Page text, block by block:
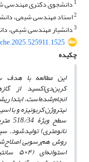
1 دانشجوی دکتری مهندسی
2استاد مهندسی شیمی،
3دانشیار مهندسی شیمی،
چکیده
این مطالعه با
کربندیاکسید از
انجامشده
نیتروژن کربونیزه و با
سطح ویژۀ 518/34
نانومتری) تولیدشود.
روش هم‌رسوبی
استوانهای (۴×۵ سانتیمتر) بااستفاده